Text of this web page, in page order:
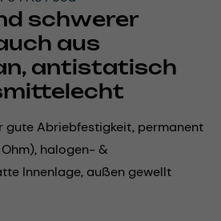
schwerer
aus
antistatisch
gute Abriebfestigkeit, permanent
halogen- &
Innenlage, außen gewellt